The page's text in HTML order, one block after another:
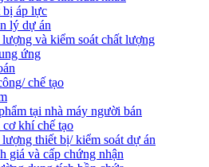
bị áp lực
lý dự án
và kiểm soát chất lượng
ứng
chế tạo
tại nhà máy người bán
khí chế tạo
thiết bị/ kiểm soát dự án
giá và cấp chứng nhận